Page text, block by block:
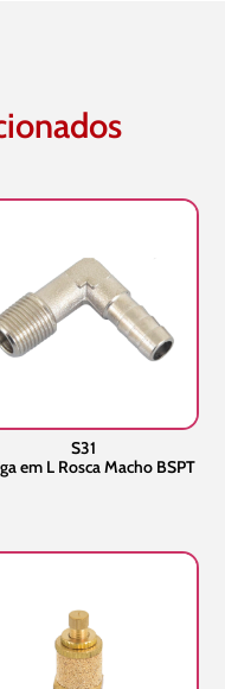
S31
em L Rosca Macho BSPT